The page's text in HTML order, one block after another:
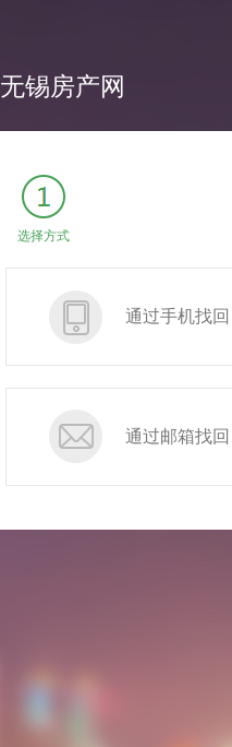
无锡房产网
选择方式
通过手机找回
通过邮箱找回